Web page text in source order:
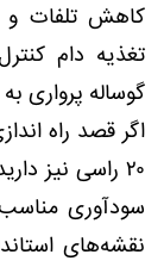
کاهش تلفات و
تغذیه دام
گوساله پرواری
اگر قصد راه
۲۰ راسی نیز
سودآوری مناسب
نقشه‌های